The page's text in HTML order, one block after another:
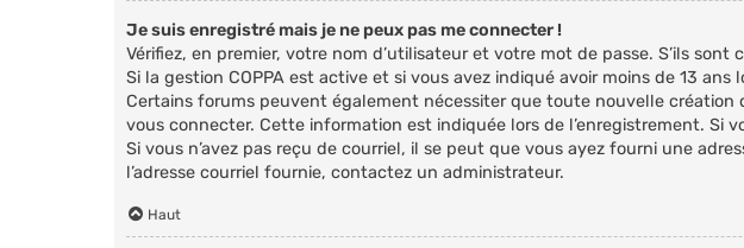
Je suis enregistré mais je ne peux pas me connecter !
Vérifiez, en premier, votre nom d’utilisateur et votre mot de passe. S’ils sont
Si la gestion COPPA est active et si vous avez indiqué avoir moins de 13
Certains forums peuvent également nécessiter que toute nouvelle
vous connecter. Cette information est indiquée lors de l’enregistrement. Si
Si vous n’avez pas reçu de courriel, il se peut que vous ayez fourni une
l’adresse courriel fournie, contactez un administrateur.
Haut